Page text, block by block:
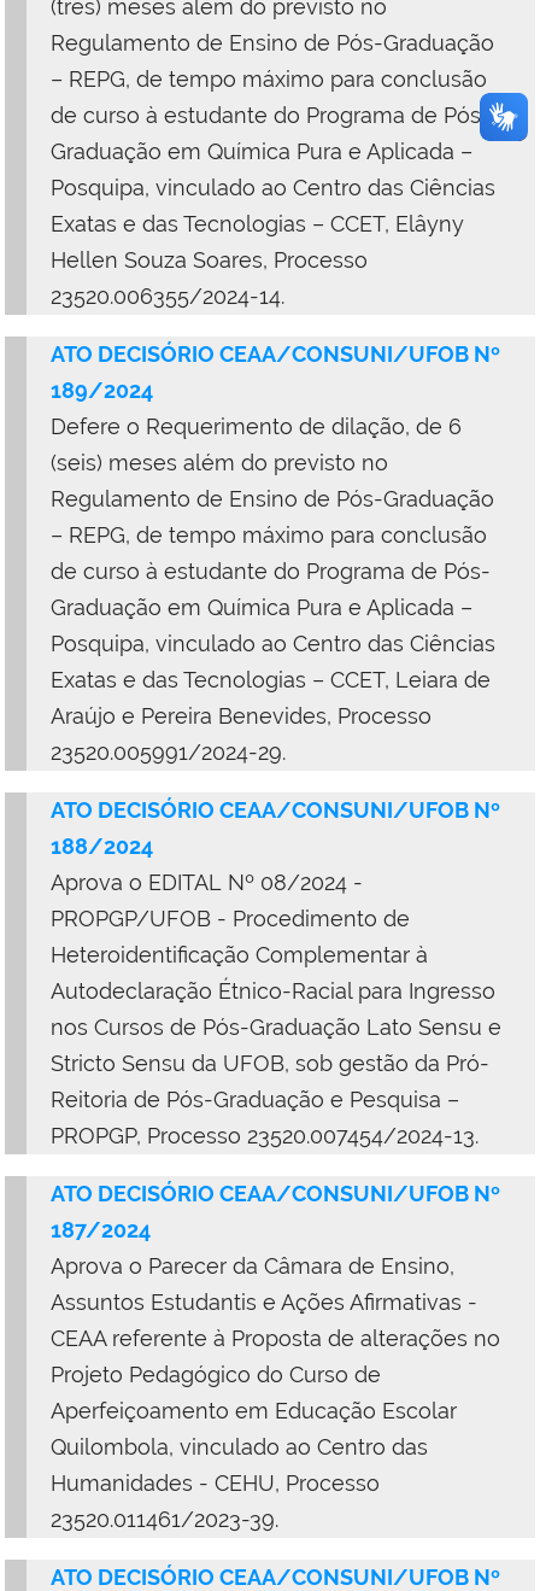
(três) meses além do previsto no
Regulamento de Ensino de Pós-Graduação
– REPG, de tempo máximo para conclusão
de curso à estudante do Programa de Pós-
Graduação em Química Pura e Aplicada –
Posquipa, vinculado ao Centro das Ciências
Exatas e das Tecnologias – CCET, Elâyny
Hellen Souza Soares, Processo
23520.006355/2024-14.
ATO DECISÓRIO CEAA/CONSUNI/UFOB Nº
189/2024
Defere o Requerimento de dilação, de 6
(seis) meses além do previsto no
Regulamento de Ensino de Pós-Graduação
– REPG, de tempo máximo para conclusão
de curso à estudante do Programa de Pós-
Graduação em Química Pura e Aplicada –
Posquipa, vinculado ao Centro das Ciências
Exatas e das Tecnologias – CCET, Leiara de
Araújo e Pereira Benevides, Processo
23520.005991/2024-29.
ATO DECISÓRIO CEAA/CONSUNI/UFOB Nº
188/2024
Aprova o EDITAL Nº 08/2024 -
PROPGP/UFOB - Procedimento de
Heteroidentificação Complementar à
Autodeclaração Étnico-Racial para Ingresso
nos Cursos de Pós-Graduação Lato Sensu e
Stricto Sensu da UFOB, sob gestão da Pró-
Reitoria de Pós-Graduação e Pesquisa –
PROPGP, Processo 23520.007454/2024-13.
ATO DECISÓRIO CEAA/CONSUNI/UFOB Nº
187/2024
Aprova o Parecer da Câmara de Ensino,
Assuntos Estudantis e Ações Afirmativas -
CEAA referente à Proposta de alterações no
Projeto Pedagógico do Curso de
Aperfeiçoamento em Educação Escolar
Quilombola, vinculado ao Centro das
Humanidades - CEHU, Processo
23520.011461/2023-39.
ATO DECISÓRIO CEAA/CONSUNI/UFOB Nº